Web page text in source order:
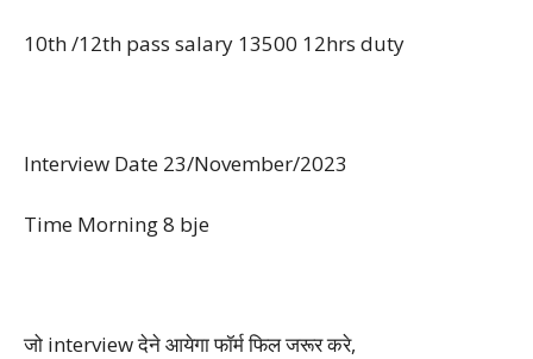
10th /12th pass salary 13500 12hrs duty
Interview Date 23/November/2023
Time Morning 8 bje
जो interview देने आयेगा फॉर्म फिल जरूर करे,